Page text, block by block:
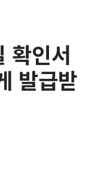
확인서
발급받